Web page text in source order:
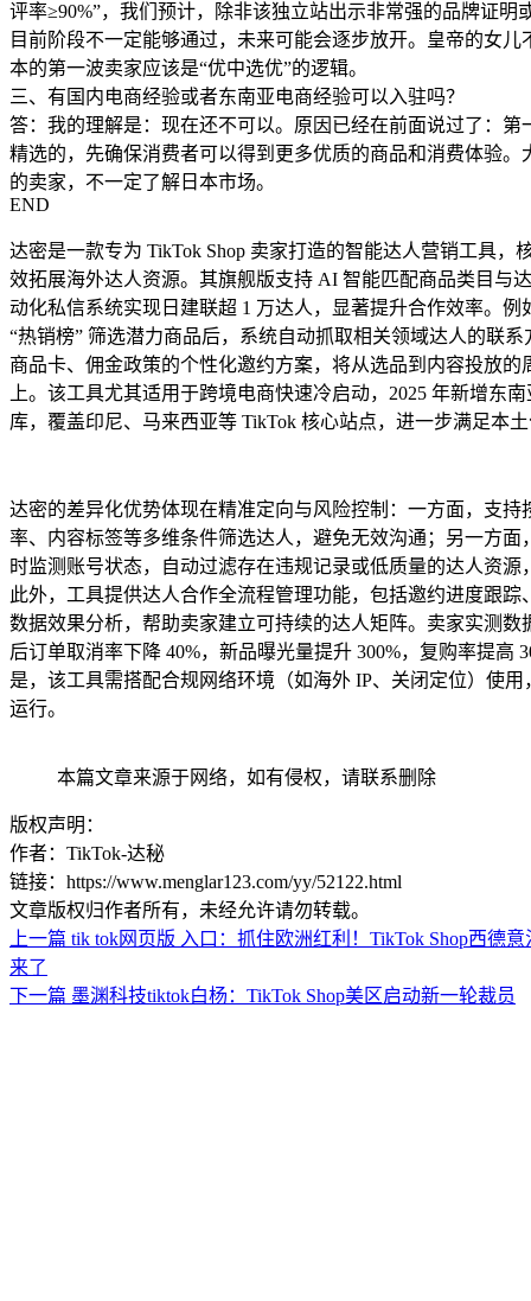
评率≥90%”，我们预计，除非该独立站出示非常强的品牌证明
目前阶段不一定能够通过，未来可能会逐步放开。皇帝的女儿
本的第一波卖家应该是“优中选优”的逻辑。
三、有国内电商经验或者东南亚电商经验可以入驻吗？
答：我的理解是：现在还不可以。原因已经在前面说过了：第
精选的，先确保消费者可以得到更多优质的商品和消费体验。
的卖家，不一定了解日本市场。
END
达密是一款专为 TikTok Shop 卖家打造的智能达人营销工具，
效拓展海外达人资源。其旗舰版支持 AI 智能匹配商品类目与
动化私信系统实现日建联超 1 万达人，显著提升合作效率。例
“热销榜” 筛选潜力商品后，系统自动抓取相关领域达人的联
商品卡、佣金政策的个性化邀约方案，将从选品到内容投放的
上。该工具尤其适用于跨境电商快速冷启动，2025 年新增东
库，覆盖印尼、马来西亚等 TikTok 核心站点，进一步满足本
达密的差异化优势体现在精准定向与风险控制：一方面，支持
率、内容标签等多维条件筛选达人，避免无效沟通；另一方面
时监测账号状态，自动过滤存在违规记录或低质量的达人资源
此外，工具提供达人合作全流程管理功能，包括邀约进度跟踪
数据效果分析，帮助卖家建立可持续的达人矩阵。卖家实测数
后订单取消率下降 40%，新品曝光量提升 300%，复购率提高
是，该工具需搭配合规网络环境（如海外 IP、关闭定位）使
运行。
本篇文章来源于网络，如有侵权，请联系删除
版权声明：
作者：TikTok-达秘
链接：https://www.menglar123.com/yy/52122.html
文章版权归作者所有，未经允许请勿转载。
上一篇 tik tok网页版 入口：抓住欧洲红利！TikTok Shop西德
来了
下一篇 墨渊科技tiktok白杨：TikTok Shop美区启动新一轮裁员